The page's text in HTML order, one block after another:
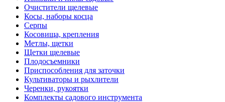
Очистители щелевые
Косы, наборы косца
Серпы
Косовища, крепления
Метлы, щетки
Щетки щелевые
Плодосъемники
Приспособления для заточки
Культиваторы и рыхлители
Черенки, рукоятки
Комплекты садового инструмента